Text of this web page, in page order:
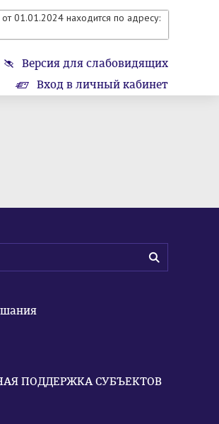
01.01.2024 находится по адресу:
Версия для слабовидящих
Вход в личный кабинет
ПОДДЕРЖКА СУБЪЕКТОВ